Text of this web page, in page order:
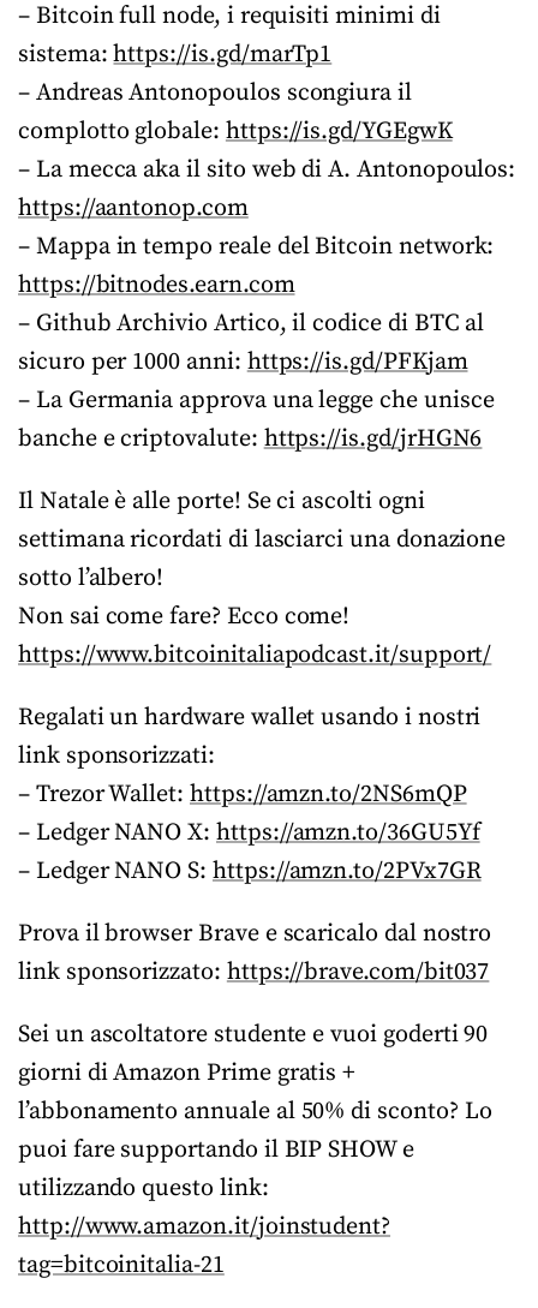
– Bitcoin full node, i requisiti minimi di
sistema:https://is.gd/marTp1
– Andreas Antonopoulos scongiura il
complotto globale: https://is.gd/YGEgwK
– La mecca aka il sito web di A. Antonopoulos:
https://aantonop.com
– Mappa in tempo reale del Bitcoin network:
https://bitnodes.earn.com
– Github Archivio Artico, il codice di BTC al
sicuro per 1000 anni:https://is.gd/PFKjam
– La Germania approva una legge che unisce
banche e criptovalute:https://is.gd/jrHGN6
Il Natale è alle porte! Se ci ascolti ogni
settimana ricordati di lasciarci una donazione
sotto l’albero!
Non sai come fare? Ecco come!
https://www.bitcoinitaliapodcast.it/support/
Regalati un hardware wallet usando i nostri
link sponsorizzati:
– Trezor Wallet: https://amzn.to/2NS6mQP
– Ledger NANO X: https://amzn.to/36GU5Yf
– Ledger NANO S: https://amzn.to/2PVx7GR
Prova il browser Brave e scaricalo dal nostro
link sponsorizzato: https://brave.com/bit037
Sei un ascoltatore studente e vuoi goderti 90
giorni di Amazon Prime gratis +
l’abbonamento annuale al 50% di sconto? Lo
puoi fare supportando il BIP SHOW e
utilizzando questo link:
http://www.amazon.it/joinstudent?
tag=bitcoinitalia-21